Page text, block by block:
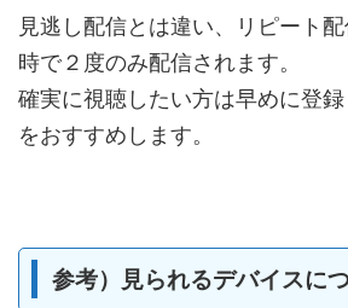
見逃し配信とは違い、リピート
時で２度のみ配信されます。
確実に視聴したい方は早めに登
をおすすめします。
参考）見られるデバイスに